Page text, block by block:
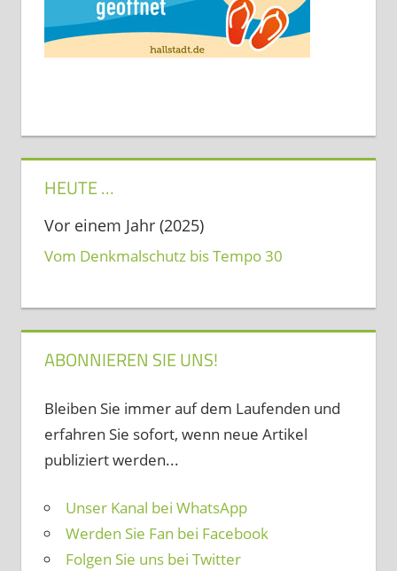
HEUTE …
Vor einem Jahr (2025)
Vom Denkmalschutz bis Tempo 30
ABONNIEREN SIE UNS!
Bleiben Sie immer auf dem Laufenden und
erfahren Sie sofort, wenn neue Artikel
publiziert werden...
Unser Kanal bei WhatsApp
Werden Sie Fan bei Facebook
Folgen Sie uns bei Twitter